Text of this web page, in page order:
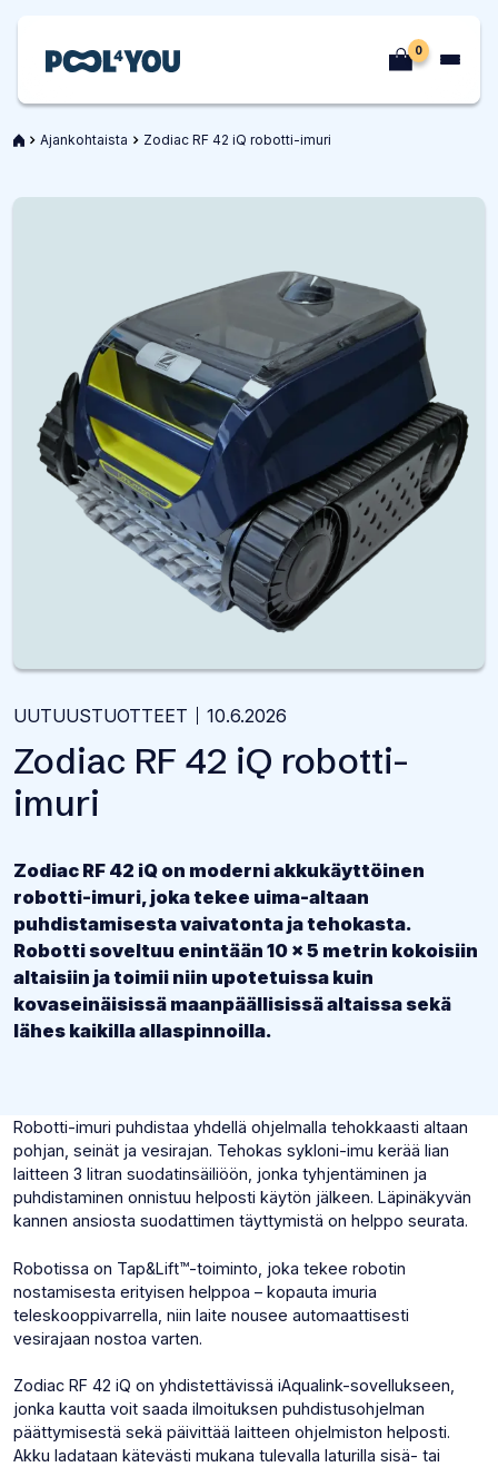
0
EtusivuAjankohtaista Zodiac RF 42 iQ robotti-imuri
UUTUUSTUOTTEET 10.6.2026
Zodiac RF 42 iQ robotti-
imuri
Zodiac RF 42 iQ on moderni akkukäyttöinen
robotti-imuri, joka tekee uima-altaan
puhdistamisesta vaivatonta ja tehokasta.
Robotti soveltuu enintään 10 x 5 metrin kokoisiin
altaisiin ja toimii niin upotetuissa kuin
kovaseinäisissä maanpäällisissä altaissa sekä
lähes kaikilla allaspinnoilla.
Robotti-imuri puhdistaa yhdellä ohjelmalla tehokkaasti altaan
pohjan, seinät ja vesirajan. Tehokas sykloni-imu kerää lian
laitteen 3 litran suodatinsäiliöön, jonka tyhjentäminen ja
puhdistaminen onnistuu helposti käytön jälkeen. Läpinäkyvän
kannen ansiosta suodattimen täyttymistä on helppo seurata.
Robotissa on Tap&Lift™-toiminto, joka tekee robotin
nostamisesta erityisen helppoa – kopauta imuria
teleskooppivarrella, niin laite nousee automaattisesti
vesirajaan nostoa varten.
Zodiac RF 42 iQ on yhdistettävissä iAqualink-sovellukseen,
jonka kautta voit saada ilmoituksen puhdistusohjelman
päättymisestä sekä päivittää laitteen ohjelmiston helposti.
Akku ladataan kätevästi mukana tulevalla laturilla sisä- tai